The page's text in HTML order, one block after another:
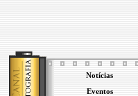
Notícias
Eventos